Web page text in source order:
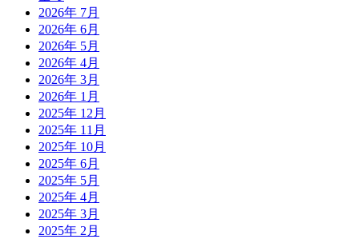
2026年 7月
2026年 6月
2026年 5月
2026年 4月
2026年 3月
2026年 1月
2025年 12月
2025年 11月
2025年 10月
2025年 6月
2025年 5月
2025年 4月
2025年 3月
2025年 2月